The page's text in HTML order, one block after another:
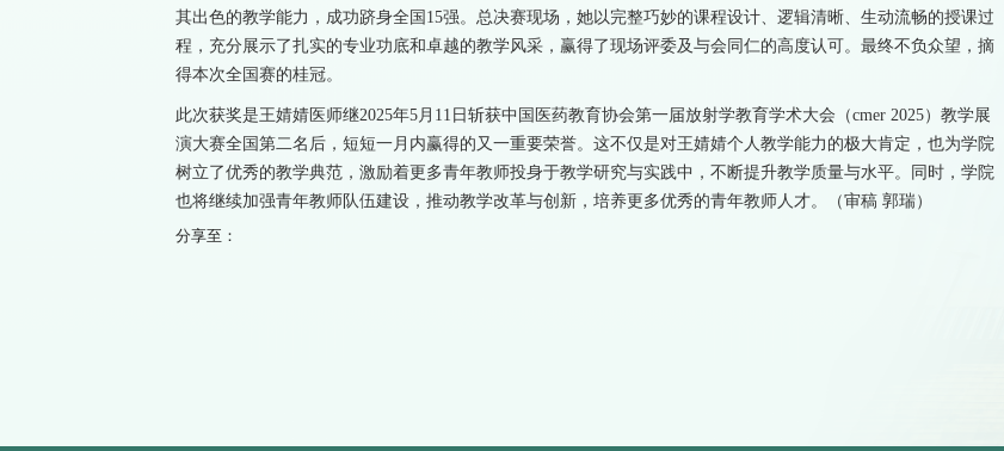
其出色的教学能力，成功跻身全国15强。总决赛现场，她以完整巧妙的课程设计、逻辑清晰、生动流畅的授课过
程，充分展示了扎实的专业功底和卓越的教学风采，赢得了现场评委及与会同仁的高度认可。最终不负众望，摘
得本次全国赛的桂冠。
此次获奖是王婧婧医师继2025年5月11日斩获中国医药教育协会第一届放射学教育学术大会（cmer 2025）教学展
演大赛全国第二名后，短短一月内赢得的又一重要荣誉。这不仅是对王婧婧个人教学能力的极大肯定，也为学院
树立了优秀的教学典范，激励着更多青年教师投身于教学研究与实践中，不断提升教学质量与水平。同时，学院
也将继续加强青年教师队伍建设，推动教学改革与创新，培养更多优秀的青年教师人才。（审稿 郭瑞）
分享至：